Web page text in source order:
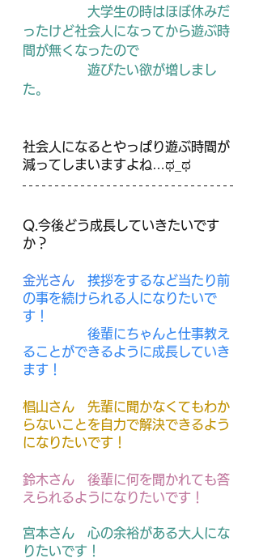
大学生の時はほぼ休みだ
ったけど社会人になってから遊ぶ時
間が無くなったので
遊びたい欲が増しまし
た。
社会人になるとやっぱり遊ぶ時間が
減ってしまいますよね…ಥ_ಥ
Q.今後どう成長していきたいです
か？
金光さん 挨拶をするなど当たり前
の事を続けられる人になりたいで
す！
後輩にちゃんと仕事教え
ることができるように成長していき
ます！
椙山さん　先輩に聞かなくてもわか
らないことを自力で解決できるよう
になりたいです！
鈴木さん　後輩に何を聞かれても答
えられるようになりたいです！
宮本さん　心の余裕がある大人にな
りたいです！